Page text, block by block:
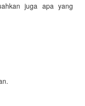
juga apa yang